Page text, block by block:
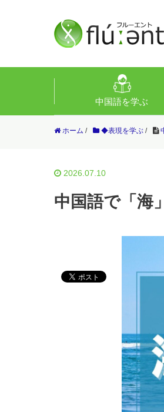
中国語を学ぶ
ホーム / ◆表現を学ぶ /
2026.07.10
中国語で「海